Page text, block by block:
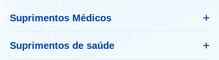
Suprimentos Médicos
Suprimentos de saúde